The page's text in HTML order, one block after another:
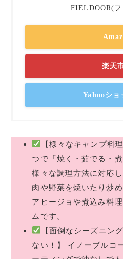
FIELDOOR(
楽天
Yahooショ
【様々なキャンプ料
つで「焼く・茹でる・
様々な調理方法に対応
肉や野菜を焼いたり炒
アヒージョや煮込み料
ムです。
【面倒なシーズニン
ない！】 イノーブルコ